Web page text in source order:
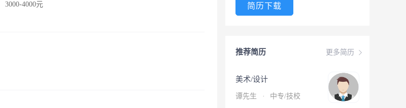
3000-4000元 简历下载
更多简历
推荐简历
美术/设计
谭先生 · 中专/技校